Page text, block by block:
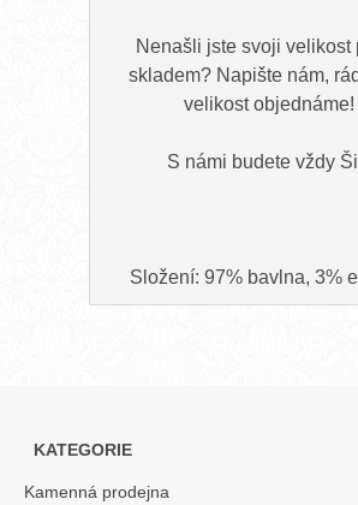
Nenašli jste svoji velikost
skladem? Napište nám,
velikost objednáme!
S námi budete vždy
Složení: 97% bavlna, 3%
KATEGORIE
Kamenná prodejna